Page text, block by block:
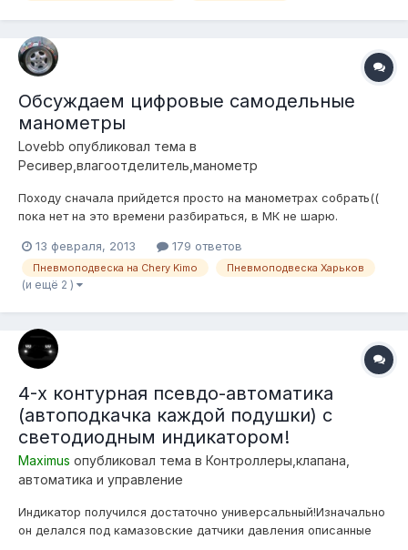
Обсуждаем цифровые самодельные
манометры
Lovebb опубликовал тема в
Ресивер,влагоотделитель,манометр
Походу сначала прийдется просто на манометрах собрать((
пока нет на это времени разбираться, в МК не шарю.
13 февраля, 2013
179 ответов
Пневмоподвеска на Chery Kimo Пневмоподвеска Харьков
(и ещё 2 )
4-х контурная псевдо-автоматика
(автоподкачка каждой подушки) с
светодиодным индикатором!
Maximus опубликовал тема в Контроллеры,клапана,
автоматика и управление
Индикатор получился достаточно универсальный!Изначально
он делался под камазовские датчики давления описанные